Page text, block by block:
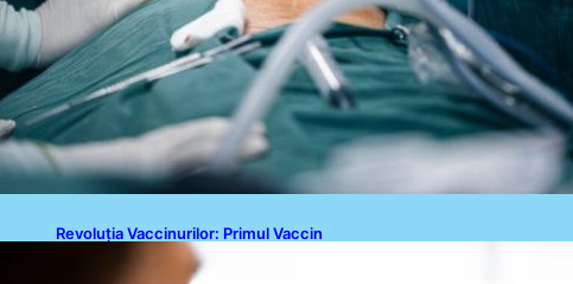
Revoluția Vaccinurilor: Primul Vaccin
Experimental Împotriva Cancerului
de Colon în Studiu Uman